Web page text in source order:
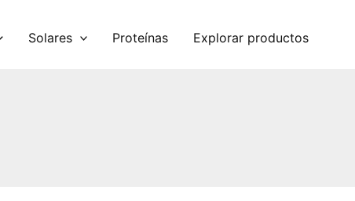
Solares Proteínas Explorar productos